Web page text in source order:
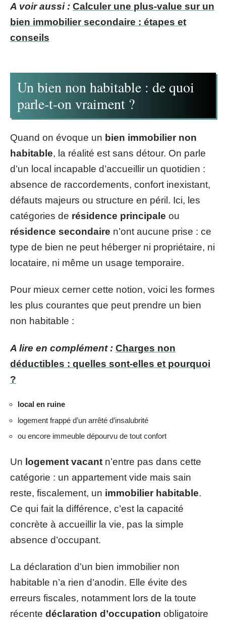
A voir aussi : Calculer une plus-value sur un
bien immobilier secondaire : étapes et
conseils
Un bien non habitable : de quoi
parle-t-on vraiment ?
Quand on évoque un bien immobilier non
habitable, la réalité est sans détour. On parle
d’un local incapable d’accueillir un quotidien :
absence de raccordements, confort inexistant,
défauts majeurs ou structure en péril. Ici, les
catégories de résidence principale ou
résidence secondaire n’ont aucune prise : ce
type de bien ne peut héberger ni propriétaire, ni
locataire, ni même un usage temporaire.
Pour mieux cerner cette notion, voici les formes
les plus courantes que peut prendre un bien
non habitable :
A lire en complément : Charges non
déductibles : quelles sont-elles et pourquoi
?
local en ruine
logement frappé d’un arrêté d’insalubrité
ou encore immeuble dépourvu de tout confort
Un logement vacant n’entre pas dans cette
catégorie : un appartement vide mais sain
reste, fiscalement, un immobilier habitable.
Ce qui fait la différence, c’est la capacité
concrète à accueillir la vie, pas la simple
absence d’occupant.
La déclaration d’un bien immobilier non
habitable n’a rien d’anodin. Elle évite des
erreurs fiscales, notamment lors de la toute
récente déclaration d’occupation obligatoire